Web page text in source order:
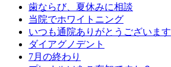
歯ならび、夏休みに相談
当院でホワイトニング
いつも通院ありがとうございます
ダイアグノデント
7月の終わり